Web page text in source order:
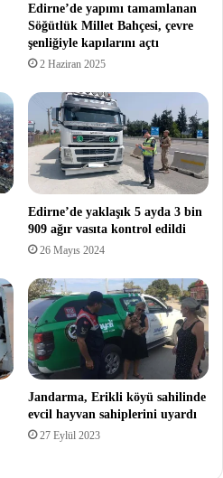
Edirne’de yapımı tamamlanan
Söğütlük Millet Bahçesi, çevre
şenliğiyle kapılarını açtı
2 Haziran 2025
Edirne’de yaklaşık 5 ayda 3 bin
909 ağır vasıta kontrol edildi
26 Mayıs 2024
Jandarma, Erikli köyü sahilinde
evcil hayvan sahiplerini uyardı
27 Eylül 2023